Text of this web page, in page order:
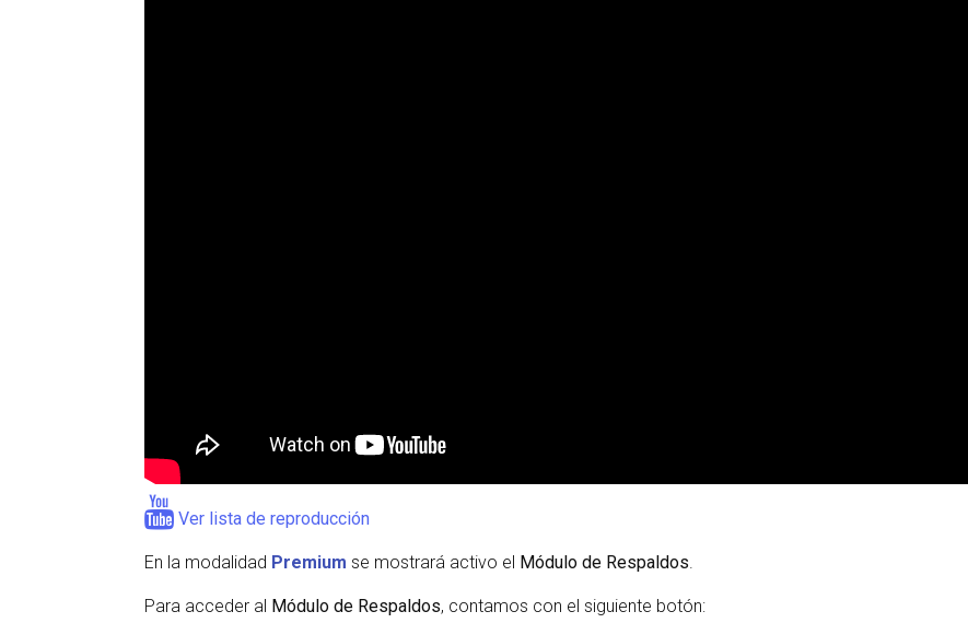
Ver lista de reproducción
En la modalidad Premium se mostrará activo el Módulo de Respaldos.
Para acceder al Módulo de Respaldos, contamos con el siguiente botón: